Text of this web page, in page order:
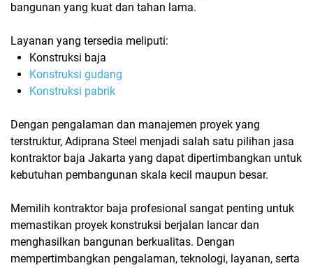
bangunan yang kuat dan tahan lama.
Layanan yang tersedia meliputi:
Konstruksi baja
Konstruksi gudang
Konstruksi pabrik
Dengan pengalaman dan manajemen proyek yang
terstruktur, Adiprana Steel menjadi salah satu pilihan jasa
kontraktor baja Jakarta yang dapat dipertimbangkan untuk
kebutuhan pembangunan skala kecil maupun besar.
Memilih kontraktor baja profesional sangat penting untuk
memastikan proyek konstruksi berjalan lancar dan
menghasilkan bangunan berkualitas. Dengan
mempertimbangkan pengalaman, teknologi, layanan, serta